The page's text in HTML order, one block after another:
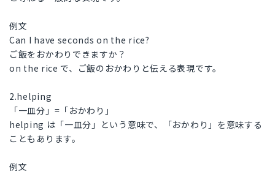
例文
Can I have seconds on the rice?
ご飯をおかわりできますか？
on the rice で、ご飯のおかわりと伝える表現です。
2.helping
「一皿分」=「おかわり」
helping は「一皿分」という意味で、「おかわり」を意味する
こともあります。
例文